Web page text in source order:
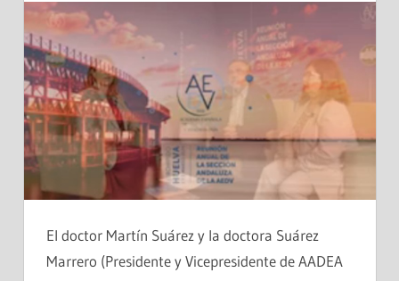
El doctor Martín Suárez y la doctora Suárez
Marrero (Presidente y Vicepresidente de AADEA